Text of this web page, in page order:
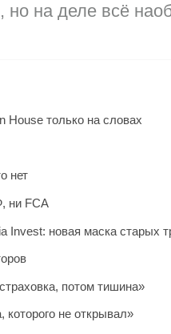
но на деле всё
House только на словах
нет
ни FCA
Invest: новая маска старых
потом тишина»
которого не открывал»